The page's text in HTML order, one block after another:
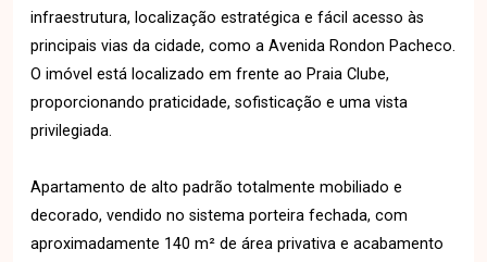
infraestrutura, localização estratégica e fácil acesso às
principais vias da cidade, como a Avenida Rondon Pacheco.
O imóvel está localizado em frente ao Praia Clube,
proporcionando praticidade, sofisticação e uma vista
privilegiada.
Apartamento de alto padrão totalmente mobiliado e
decorado, vendido no sistema porteira fechada, com
aproximadamente 140 m² de área privativa e acabamento